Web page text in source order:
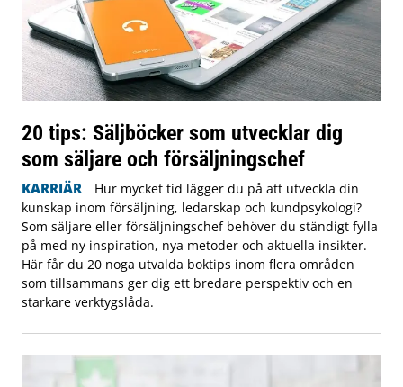
20 tips: Säljböcker som utvecklar dig
som säljare och försäljningschef
KARRIÄR
Hur mycket tid lägger du på att utveckla din
kunskap inom försäljning, ledarskap och kundpsykologi?
Som säljare eller försäljningschef behöver du ständigt fylla
på med ny inspiration, nya metoder och aktuella insikter.
Här får du 20 noga utvalda boktips inom flera områden
som tillsammans ger dig ett bredare perspektiv och en
starkare verktygslåda.